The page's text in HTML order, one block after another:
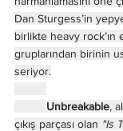
Dan Sturgess’in
birlikte heavy rock’ın
gruplarından birinin
seriyor.
Unbreakable,
çıkış parçası olan "Is